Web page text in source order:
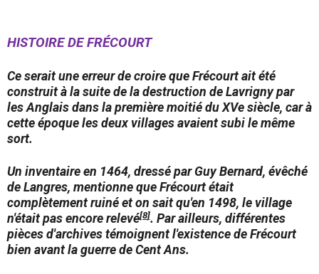
HISTOIRE DE FRÉCOURT
Ce serait une erreur de croire que Frécourt ait été
construit à la suite de la destruction de Lavrigny par
les Anglais dans la première moitié du XVe siècle, car à
cette époque les deux villages avaient subi le même
sort.
Un inventaire en 1464, dressé par Guy Bernard, évêché
de Langres, mentionne que Frécourt était
complètement ruiné et on sait qu'en 1498, le village
n'était pas encore relevé[8]. Par ailleurs, différentes
pièces d'archives témoignent l'existence de Frécourt
bien avant la guerre de Cent Ans.